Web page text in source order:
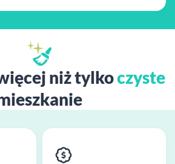
niż tylkoczyste